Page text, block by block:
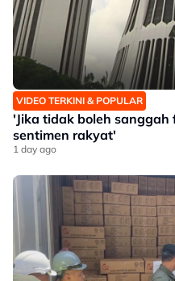
VIDEO TERKINI & POPULAR
'Jika tidak boleh
sentimen rakyat'
1 day ago